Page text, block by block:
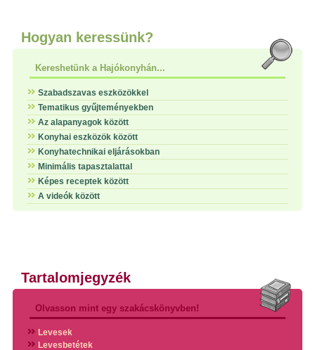
Hogyan keressünk?
Kereshetünk a Hajókonyhán...
Szabadszavas eszközökkel
Tematikus gyűjteményekben
Az alapanyagok között
Konyhai eszközök között
Konyhatechnikai eljárásokban
Minimális tapasztalattal
Képes receptek között
A videók között
Tartalomjegyzék
Olvasson mint egy szakácskönyvben!
Levesek
Levesbetétek